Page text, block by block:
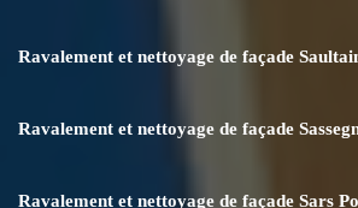
Ravalement et nettoyage de façade
Ravalement et nettoyage de façade
Ravalement et nettoyage de façade Sars